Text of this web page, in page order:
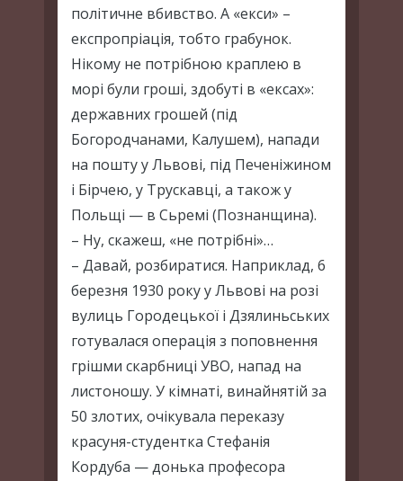
політичне вбивство. А «екси» –
експропріація, тобто грабунок.
Нікому не потрібною краплею в
морі були гроші, здобуті в «ексах»:
державних грошей (під
Богородчанами, Калушем), напади
на пошту у Львові, під Печеніжином
і Бірчею, у Трускавці, а також у
Польщі — в Сьремі (Познанщина).
– Ну, скажеш, «не потрібні»…
– Давай, розбиратися. Наприклад, 6
березня 1930 року у Львові на розі
вулиць Городецької і Дзялиньських
готувалася операція з поповнення
грішми скарбниці УВО, напад на
листоношу. У кімнаті, винайнятій за
50 злотих, очікувала переказу
красуня-студентка Стефанія
Кордуба — донька професора